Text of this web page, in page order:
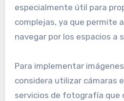
especialmente útil para
complejas, ya que permite
navegar por los espacios a
Para implementar
considera utilizar cámaras
servicios de fotografía que